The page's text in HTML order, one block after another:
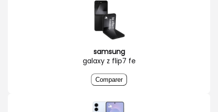
samsung
galaxy z flip7 fe
Comparer